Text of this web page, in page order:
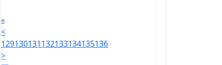
«
<
129130131132133134135136
>